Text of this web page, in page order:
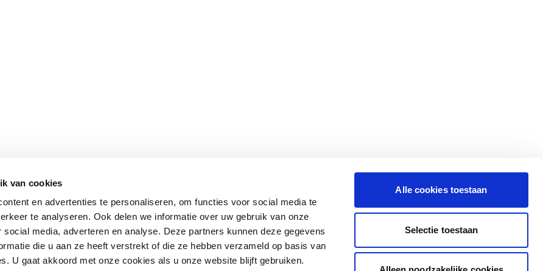
van cookies
en advertenties te personaliseren, om functies voor social media te
te analyseren. Ook delen we informatie over uw gebruik van onze
media, adverteren en analyse. Deze partners kunnen deze gegevens
die u aan ze heeft verstrekt of die ze hebben verzameld op basis van
U gaat akkoord met onze cookies als u onze website blijft gebruiken.
Alle cookies toestaan
Selectie toestaan